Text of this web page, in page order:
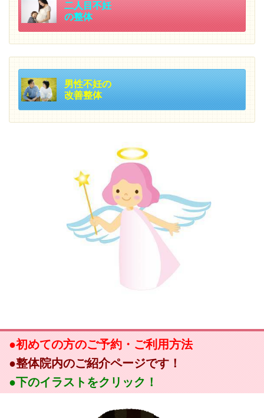
二人目不妊
の整体
男性不妊の
改善整体
●初めての方のご予約・ご利用方法
●整体院内のご紹介ページです！
●下のイラストをクリック！